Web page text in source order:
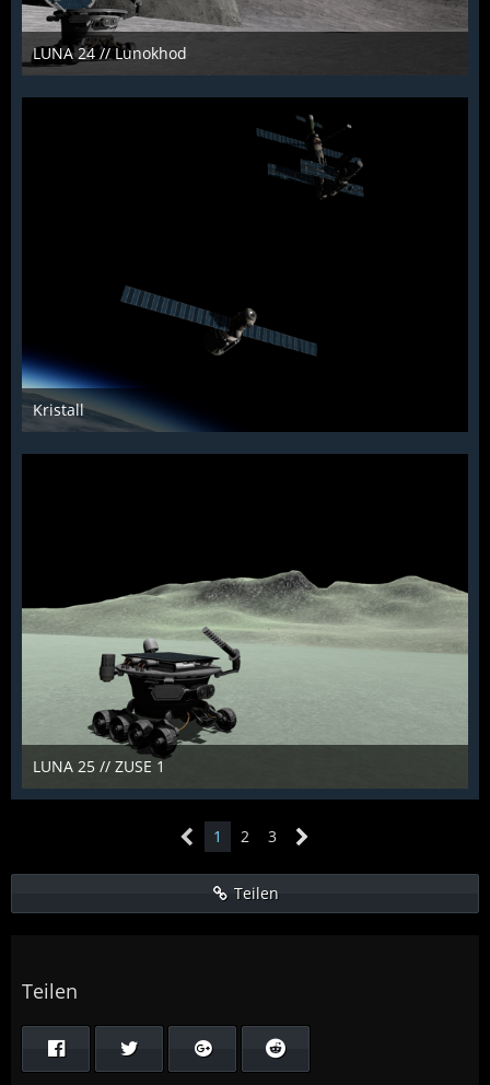
LUNA 24 // Lunokhod
KCST
19. Januar 2022
832
0 0
Kristall
KCST
1. Februar 2022
892
5 1
LUNA 25 // ZUSE 1
KCST
10. Februar 2022
1 2 3
Teilen
Teilen